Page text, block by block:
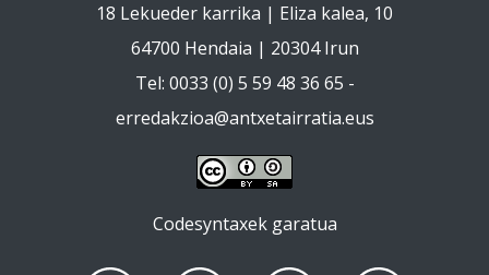
18 Lekueder karrika | Eliza kalea, 10
64700 Hendaia | 20304 Irun
Tel: 0033 (0) 5 59 48 36 65 -
erredakzioa@antxetairratia.eus
Codesyntaxek garatua